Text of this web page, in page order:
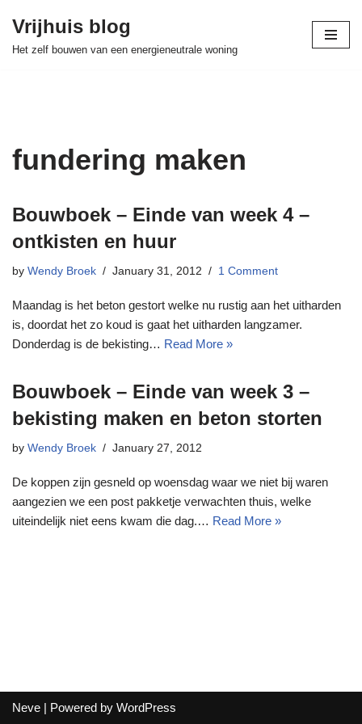
Skip
Vrijhuis blog
Het zelf bouwen van een energieneutrale woning
fundering maken
Bouwboek – Einde van week 4 –
ontkisten en huur
by Wendy Broek January 31, 2012 1 Comment
Maandag is het beton gestort welke nu rustig aan het uitharden
is, doordat het zo koud is gaat het uitharden langzamer.
Donderdag is de bekisting… Read More »
Bouwboek – Einde van week 3 –
bekisting maken en beton storten
by Wendy Broek January 27, 2012
De koppen zijn gesneld op woensdag waar we niet bij waren
aangezien we een post pakketje verwachten thuis, welke
uiteindelijk niet eens kwam die dag.… Read More »
Neve | Powered by WordPress